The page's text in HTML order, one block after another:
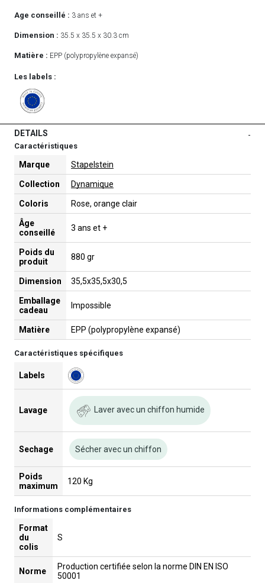
Age conseillé : 3 ans et +
Dimension : 35.5 x 35.5 x 30.3 cm
Matière : EPP (polypropylène expansé)
Les labels :
DETAILS -
Caractéristiques
Marque Stapelstein
Collection Dynamique
Coloris Rose, orange clair
Âge
conseillé
3 ans et +
Poids du
produit
880 gr
Dimension 35,5x35,5x30,5
Emballage
cadeau
Impossible
Matière EPP (polypropylène expansé)
Caractéristiques spécifiques
Labels
Lavage Laver avec un chiffon humide
Sechage Sécher avec un chiffon
Poids
maximum
120 Kg
Informations complémentaires
Format
du
colis
S
Norme
Production certifiée selon la norme DIN EN ISO
50001